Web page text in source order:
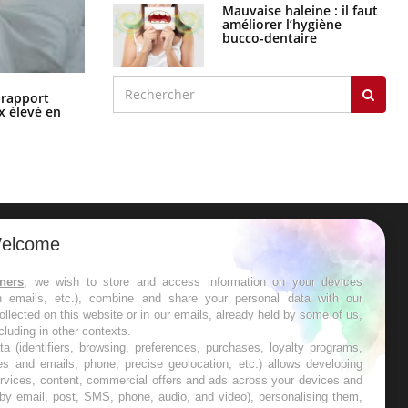
élevé en
Grossesse à risque : ce jus naturel
Mauvaise haleine : il faut
améliorer l’hygiène
bucco-dentaire
les semaines les meilleures
, we wish to store and access information on your devices
emails, etc.), combine and share your personal data with our
on this website or in our emails, already held by some of us,
in other contexts.
(identifiers, browsing, preferences, purchases, loyalty programs,
and emails, phone, precise geolocation, etc.) allows developing
content, commercial offers and ads across your devices and
email, post, SMS, phone, audio, and video), personalising them,